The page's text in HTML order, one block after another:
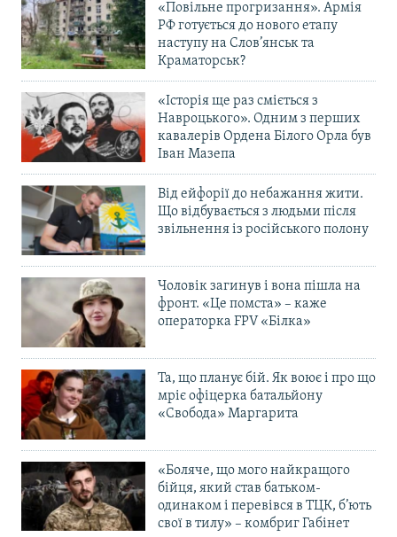
«Повільне прогризання». Армія
РФ готується до нового етапу
наступу на Слов’янськ та
Краматорськ?
«Історія ще раз сміється з
Навроцького». Одним з перших
кавалерів Ордена Білого Орла був
Іван Мазепа
Від ейфорії до небажання жити.
Що відбувається з людьми після
звільнення із російського полону
Чоловік загинув і вона пішла на
фронт. «Це помста» – каже
операторка FPV «Білка»
Та, що планує бій. Як воює і про що
мріє офіцерка батальйону
«Свобода» Маргарита
«Боляче, що мого найкращого
бійця, який став батьком-
одинаком і перевівся в ТЦК, б’ють
свої в тилу» – комбриг Габінет